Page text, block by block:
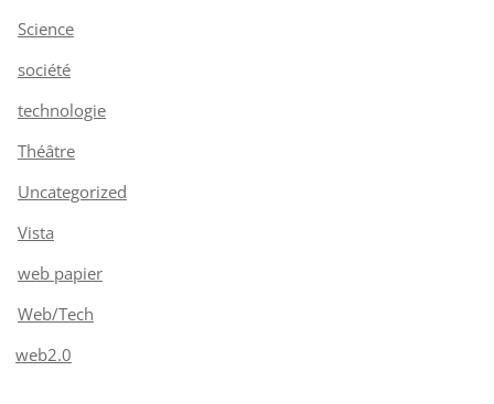
Science
société
technologie
Théâtre
Uncategorized
Vista
web papier
Web/Tech
web2.0